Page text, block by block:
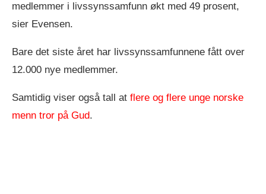
medlemmer i livssynssamfunn økt med 49 prosent,
sier Evensen.
Bare det siste året har livssynssamfunnene fått over
12.000 nye medlemmer.
Samtidig viser også tall at flere og flere unge norske
menn tror på Gud.